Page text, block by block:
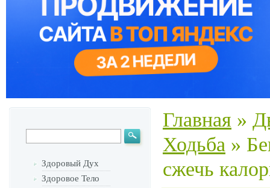
Здоровый Дух
Здоровое Тело
Главная »
Ходьба »
сжечь